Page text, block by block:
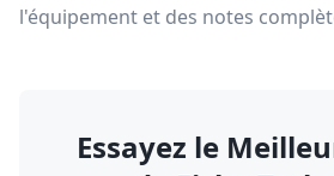
l'équipement et des notes
Essayez le